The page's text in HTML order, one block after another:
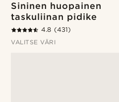
Sininen huopainen
taskuliinan pidike
4.8 (431)
VALITSE VÄRI